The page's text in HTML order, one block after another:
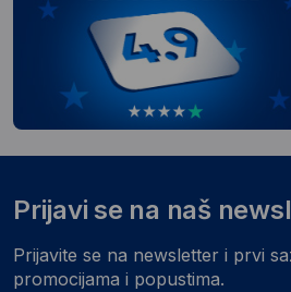
Prijavi se na naš
Prijavite se na newsletter i prvi
promocijama i popustima.